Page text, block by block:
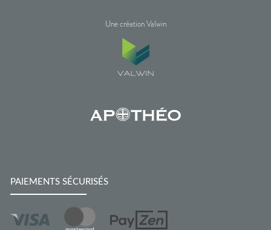
Une création Valwin
PAIEMENTS SÉCURISÉS